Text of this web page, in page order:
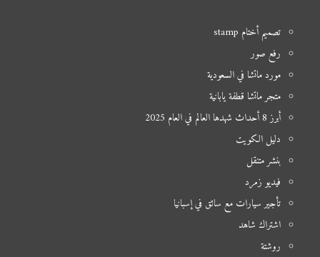
تصميم أختام stamp
رفع صور
مورد ماتشا في السعودية
متجر ماتشا قطفة يابانية
أبرز 8 أحداث شهدها العالم في العام 2025
دليل الكويت
بنشر متنقل
فيديو زمرد
تأجير سيارات مع سائق في إسبانيا
اشتراك شاهد
روشتة